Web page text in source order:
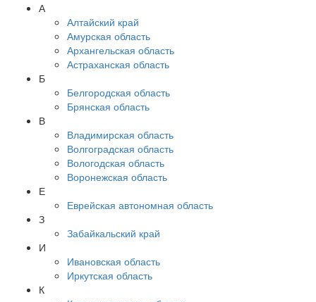
А
Алтайский край
Амурская область
Архангельская область
Астраханская область
Б
Белгородская область
Брянская область
В
Владимирская область
Волгоградская область
Вологодская область
Воронежская область
Е
Еврейская автономная область
З
Забайкальский край
И
Ивановская область
Иркутская область
К